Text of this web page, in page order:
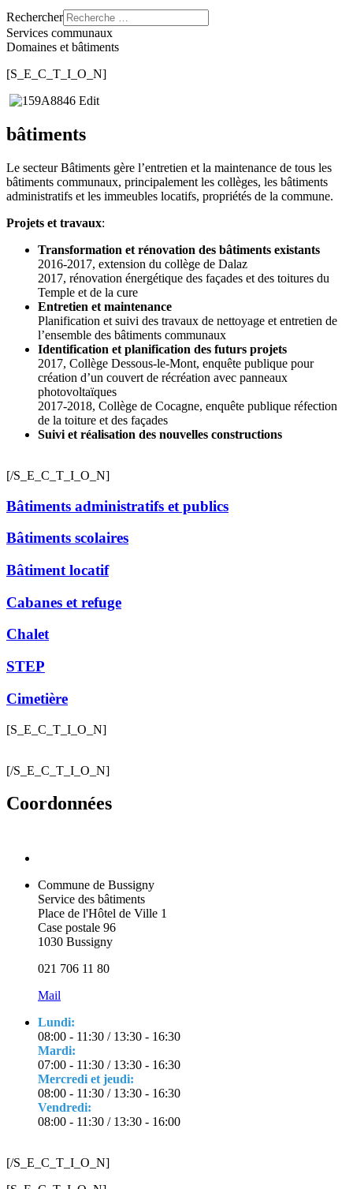
Rechercher
Services communaux
Domaines et bâtiments
[S_E_C_T_I_O_N]
bâtiments
Le secteur Bâtiments gère l’entretien et la maintenance de tous les
bâtiments communaux, principalement les collèges, les bâtiments
administratifs et les immeubles locatifs, propriétés de la commune.
Projets et travaux:
Transformation et rénovation des bâtiments existants
2016-2017, extension du collège de Dalaz
2017, rénovation énergétique des façades et des toitures du
Temple et de la cure
Entretien et maintenance
Planification et suivi des travaux de nettoyage et entretien de
l’ensemble des bâtiments communaux
Identification et planification des futurs projets
2017, Collège Dessous-le-Mont, enquête publique pour
création d’un couvert de récréation avec panneaux
photovoltaïques
2017-2018, Collège de Cocagne, enquête publique réfection
de la toiture et des façades
Suivi et réalisation des nouvelles constructions
[/S_E_C_T_I_O_N]
Bâtiments administratifs et publics
Bâtiments scolaires
Bâtiment locatif
Cabanes et refuge
Chalet
STEP
Cimetière
[S_E_C_T_I_O_N]
[/S_E_C_T_I_O_N]
Coordonnées
Commune de Bussigny
Service des bâtiments
Place de l'Hôtel de Ville 1
Case postale 96
1030 Bussigny
021 706 11 80
Mail
Lundi:
08:00 - 11:30 / 13:30 - 16:30
Mardi:
07:00 - 11:30 / 13:30 - 16:30
Mercredi et jeudi:
08:00 - 11:30 / 13:30 - 16:30
Vendredi:
08:00 - 11:30 / 13:30 - 16:00
[/S_E_C_T_I_O_N]